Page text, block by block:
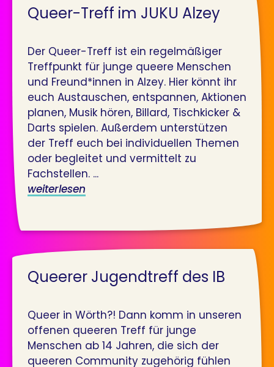
Queer-Treff im JUKU Alzey
Der Queer-Treff ist ein regelmäßiger
Treffpunkt für junge queere Menschen
und Freund*innen in Alzey. Hier könnt ihr
euch Austauschen, entspannen, Aktionen
planen, Musik hören, Billard, Tischkicker &
Darts spielen. Außerdem unterstützen
der Treff euch bei individuellen Themen
oder begleitet und vermittelt zu
Fachstellen. ...
weiterlesen
Queerer Jugendtreff des IB
Queer in Wörth?! Dann komm in unseren
offenen queeren Treff für junge
Menschen ab 14 Jahren, die sich der
queeren Community zugehörig fühlen